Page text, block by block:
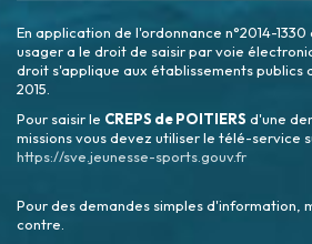
En application de l'ordonnance n°2014-
usager a le droit de saisir par voie
droit s'applique aux établissements publics
2015.
Pour saisir le CREPS de POITIERS d'une
missions vous devez utiliser le télé-service
https://sve.jeunesse-sports.gouv.fr
Pour des demandes simples d'information,
contre.